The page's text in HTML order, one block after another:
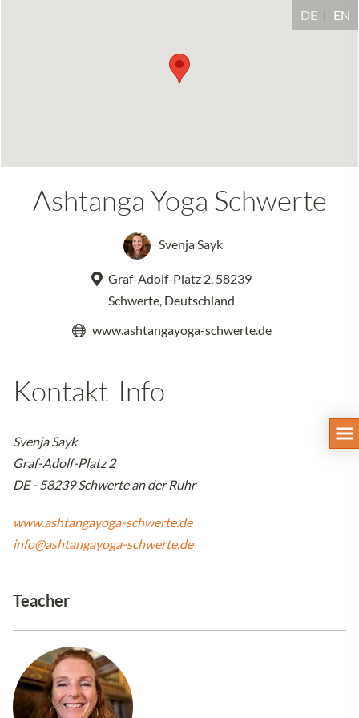
DE EN
Ashtanga Yoga Schwerte
Svenja Sayk
Graf-Adolf-Platz 2, 58239
Schwerte, Deutschland
www.ashtangayoga-schwerte.de
Kontakt-Info
Svenja Sayk
Graf-Adolf-Platz 2
DE - 58239 Schwerte an der Ruhr
www.ashtangayoga-schwerte.de
info@ashtangayoga-schwerte.de
Teacher